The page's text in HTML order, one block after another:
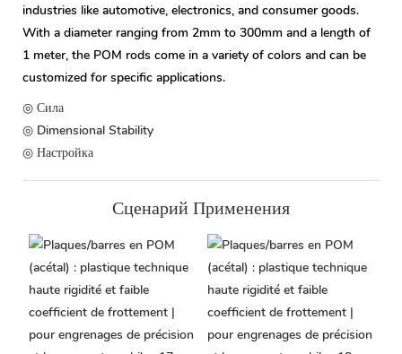
industries like automotive, electronics, and consumer goods.
With a diameter ranging from 2mm to 300mm and a length of
1 meter, the POM rods come in a variety of colors and can be
customized for specific applications.
◎ Сила
◎ Dimensional Stability
◎ Настройка
Сценарий Применения